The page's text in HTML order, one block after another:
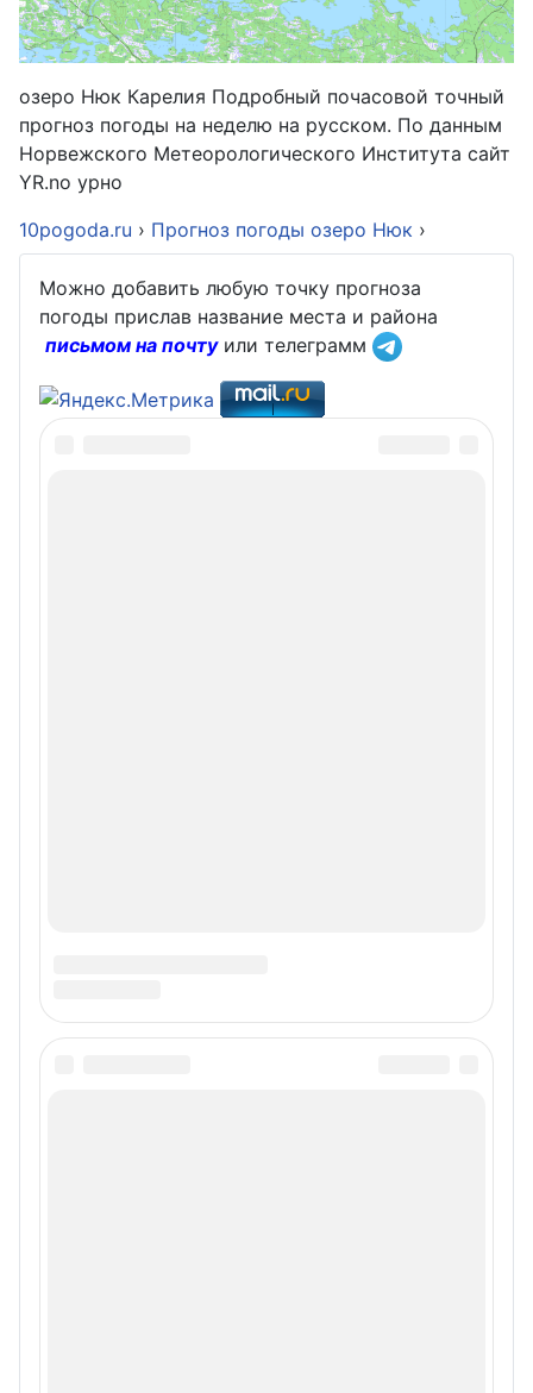
озеро Нюк Карелия Подробный почасовой точный
прогноз погоды на неделю на русском. По данным
Норвежского Метеорологического Института сайт
YR.no урно
10pogoda.ru › Прогноз погоды озеро Нюк ›
Можно добавить любую точку прогноза
погоды прислав название места и района
письмом на почтуили телеграмм